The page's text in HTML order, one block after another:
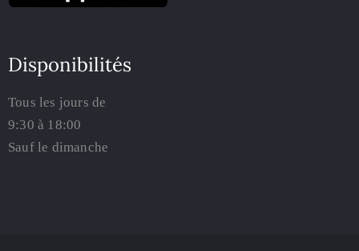
Disponibilités
Tous les jours de
9:30 à 18:00
Sauf le dimanche